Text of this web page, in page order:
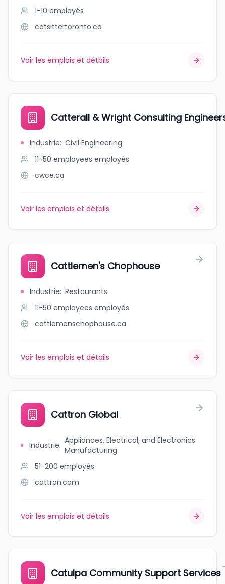
1-10 employés
catsittertoronto.ca
Voir les emplois et détails
Catterall & Wright Consulting
Industrie: Civil Engineering
11-50 employees employés
cwce.ca
Voir les emplois et détails
Cattlemen's Chophouse
Industrie: Restaurants
11-50 employees employés
cattlemenschophouse.ca
Voir les emplois et détails
Cattron Global
Industrie: Appliances, Electrical, and Electronics
Manufacturing
51-200 employés
cattron.com
Voir les emplois et détails
Catulpa Community Support Services